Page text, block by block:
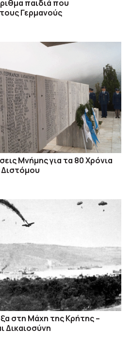
παιδιά που
Γερμανούς
Μνήμης για τα 80 Χρόνια
στη Μάχη της Κρήτης –
Δικαιοσύνη